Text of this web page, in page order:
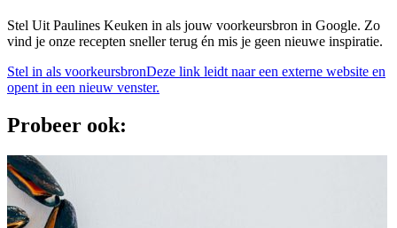
Stel Uit Paulines Keuken in als jouw voorkeursbron in Google. Zo
vind je onze recepten sneller terug én mis je geen nieuwe inspiratie.
Stel in als voorkeursbronDeze link leidt naar een externe website en
opent in een nieuw venster.
Probeer ook: